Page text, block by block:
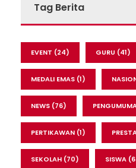
Tag Berita
EVENT (24) GURU (41)
MEDALI EMAS (1)
NEWS (76)
PERTIKAWAN (1)
SEKOLAH (70) SISWA